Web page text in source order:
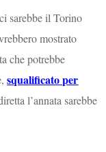
sarebbe il Torino
mostrato
che potrebbe
squalificato per
l’annata sarebbe